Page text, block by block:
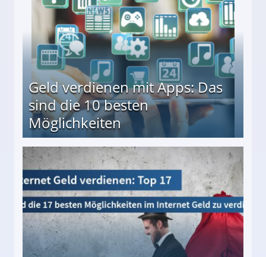
Geld verdienen mit Apps: Das
sind die 10 besten
Möglichkeiten
besten Möglichkeiten